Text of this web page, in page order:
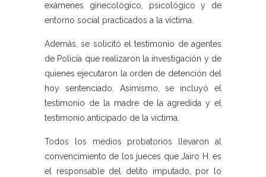
exámenes ginecológico, psicológico y de
entorno social practicados a la víctima.
Además, se solicitó el testimonio de agentes
de Policía que realizaron la investigación y de
quienes ejecutaron la orden de detención del
hoy sentenciado. Asimismo, se incluyó el
testimonio de la madre de la agredida y el
testimonio anticipado de la víctima.
Todos los medios probatorios llevaron al
convencimiento de los jueces que Jairo H. es
el responsable del delito imputado, por lo